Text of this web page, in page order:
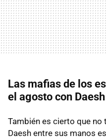
Las mafias de los
el agosto con Daesh
También es cierto que
Daesh entre sus manos